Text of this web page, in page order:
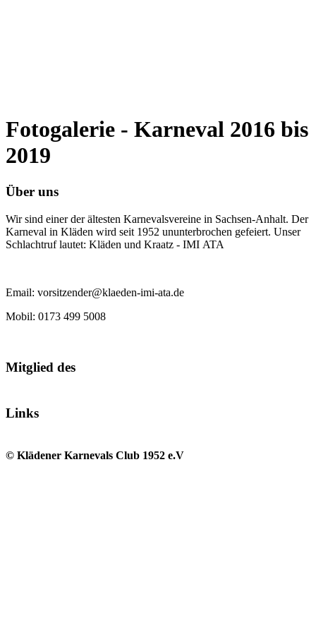
Fotogalerie - Karneval 2016 bis
2019
Über uns
Wir sind einer der ältesten Karnevalsvereine in Sachsen-Anhalt. Der
Karneval in Kläden wird seit 1952 ununterbrochen gefeiert. Unser
Schlachtruf lautet: Kläden und Kraatz - IMI ATA
Email: vorsitzender@klaeden-imi-ata.de
Mobil: 0173 499 5008
Mitglied des
Links
© Klädener Karnevals Club 1952 e.V